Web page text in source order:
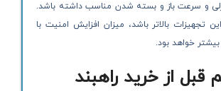
و سرعت باز و بسته شدن مناسب داشته باشد.
تجهیزات بالاتر باشد، میزان افزایش امنیت با
بیشتر خواهد بود.
قبل از خرید راهبند